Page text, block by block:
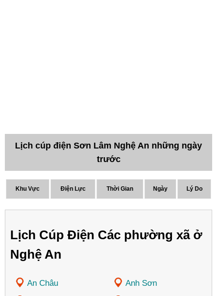
Lịch cúp điện Sơn Lâm Nghệ An những ngày
trước
Khu Vực Điện Lực Thời Gian Ngày Lý Do
Lịch Cúp Điện Các phường xã ở
Nghệ An
An Châu
Anh Sơn